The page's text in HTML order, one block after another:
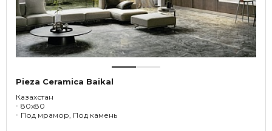
Pieza Ceramica Baikal
Казахстан
80x80
Под мрамор, Под камень